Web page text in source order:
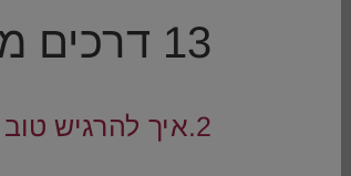
13 דרכים מעולות לעלות את מצב הרוח
2.איך להרגיש טוב יותר דרך מגע פיזי